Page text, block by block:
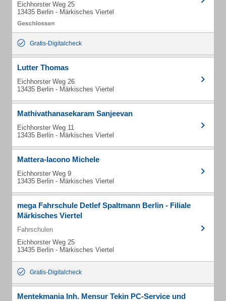
Eichhorster Weg 25
13435 Berlin - Märkisches Viertel
Gratis-Digitalcheck
Lutter Thomas
Eichhorster Weg 26
13435 Berlin - Märkisches Viertel
Mathivathanasekaram Sanjeevan
Eichhorster Weg 11
13435 Berlin - Märkisches Viertel
Mattera-Iacono Michele
Eichhorster Weg 9
13435 Berlin - Märkisches Viertel
mega Fahrschule Detlef Spaltmann Berlin - Filiale
Märkisches Viertel
Fahrschulen
Eichhorster Weg 25
13435 Berlin - Märkisches Viertel
Gratis-Digitalcheck
Mentekmania Inh. Mensur Tekin PC-Service und